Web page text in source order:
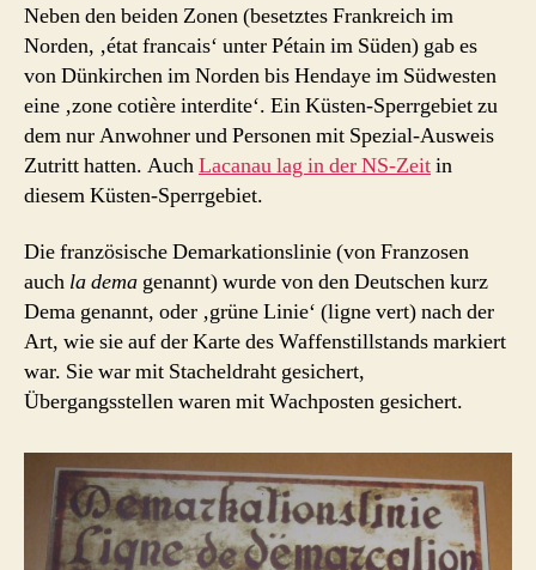
Neben den beiden Zonen (besetztes Frankreich im
Norden, ‚état francais‘ unter Pétain im Süden) gab es
von Dünkirchen im Norden bis Hendaye im Südwesten
eine ‚zone cotière interdite‘. Ein Küsten-Sperrgebiet zu
dem nur Anwohner und Personen mit Spezial-Ausweis
Zutritt hatten. AuchLacanau lag in der NS-Zeitin
diesem Küsten-Sperrgebiet.
Die französische Demarkationslinie (von Franzosen
auch la dema genannt) wurde von den Deutschen kurz
Dema genannt, oder ‚grüne Linie‘ (ligne vert) nach der
Art, wie sie auf der Karte des Waffenstillstands markiert
war. Sie war mit Stacheldraht gesichert,
Übergangsstellen waren mit Wachposten gesichert.